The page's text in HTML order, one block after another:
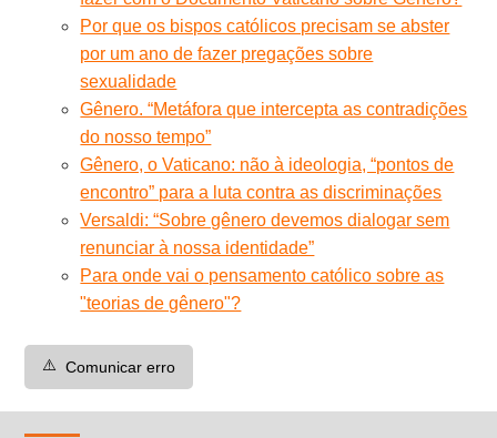
Por que os bispos católicos precisam se abster
por um ano de fazer pregações sobre
sexualidade
Gênero. “Metáfora que intercepta as contradições
do nosso tempo”
Gênero, o Vaticano: não à ideologia, “pontos de
encontro” para a luta contra as discriminações
Versaldi: “Sobre gênero devemos dialogar sem
renunciar à nossa identidade”
Para onde vai o pensamento católico sobre as
"teorias de gênero"?
⚠️ Comunicar erro